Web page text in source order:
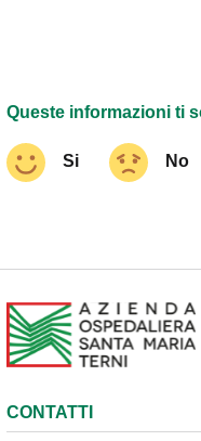
Queste informazioni ti
Si No
CONTATTI